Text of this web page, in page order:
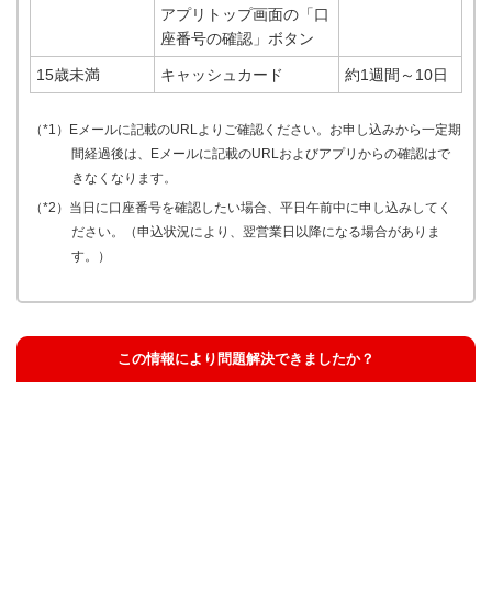
アプリトップ画面の「口
座番号の確認」ボタン
15歳未満 キャッシュカード 約1週間～10日
（*1）Eメールに記載のURLよりご確認ください。お申し込みから一定期
間経過後は、Eメールに記載のURLおよびアプリからの確認はで
きなくなります。
（*2）当日に口座番号を確認したい場合、平日午前中に申し込みしてく
ださい。（申込状況により、翌営業日以降になる場合がありま
す。）
この情報により問題解決できましたか？